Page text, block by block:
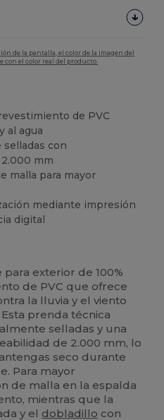
de la pantalla, el color de la imagen del
con el color real del producto.
de PVC
al agua
con
mm
malla para mayor
mediante impresión
digital
exterior de 100%
de PVC que ofrece
la lluvia y el viento
prenda técnica
selladas y una
de 2.000 mm, lo
seco durante
Para mayor
de malla en la espalda
mientras que la
y el dobladillo con